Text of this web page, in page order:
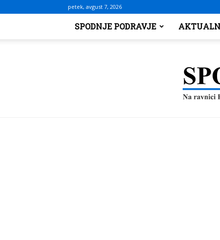
petek, avgust 7, 2026
SPODNJE PODRAVJE